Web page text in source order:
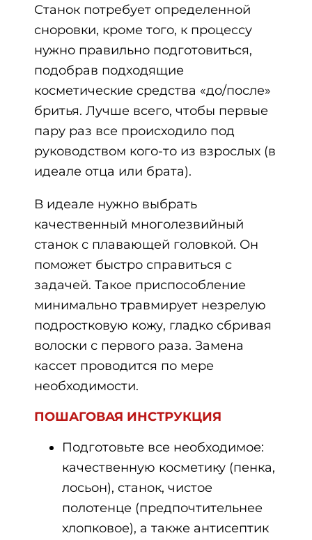
Станок потребует определенной
сноровки, кроме того, к процессу
нужно правильно подготовиться,
подобрав подходящие
косметические средства «до/после»
бритья. Лучше всего, чтобы первые
пару раз все происходило под
руководством кого-то из взрослых (в
идеале отца или брата).
В идеале нужно выбрать
качественный многолезвийный
станок с плавающей головкой. Он
поможет быстро справиться с
задачей. Такое приспособление
минимально травмирует незрелую
подростковую кожу, гладко сбривая
волоски с первого раза. Замена
кассет проводится по мере
необходимости.
ПОШАГОВАЯ ИНСТРУКЦИЯ
Подготовьте все необходимое:
качественную косметику (пенка,
лосьон), станок, чистое
полотенце (предпочтительнее
хлопковое), а также антисептик